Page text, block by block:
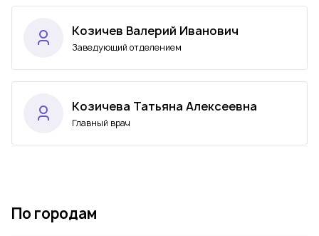
Козичев Валерий Иванович
Заведующий отделением
Козичева Татьяна Алексеевна
Главный врач
По городам